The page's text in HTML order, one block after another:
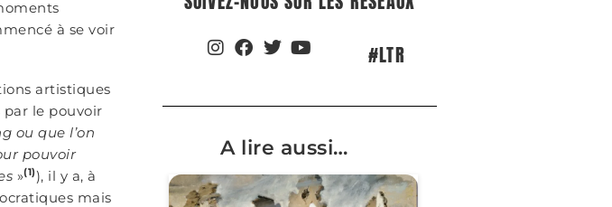
à se voir
artistiques
par le pouvoir
ou que l’on
pouvoir
»(1) ), il y a, à
mais
#LTR
A lire aussi…